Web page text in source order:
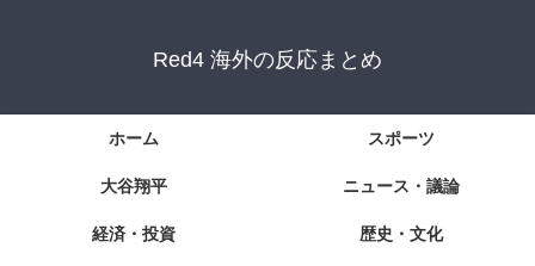
Red4 海外の反応まとめ
ホーム スポーツ
大谷翔平 ニュース・議論
経済・投資 歴史・文化